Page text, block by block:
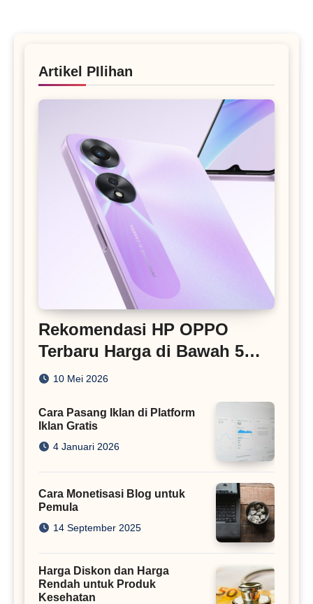
Artikel PIlihan
Rekomendasi HP OPPO
Terbaru Harga di Bawah 5
Juta
10 Mei 2026
Cara Pasang Iklan di Platform
Iklan Gratis
4 Januari 2026
Cara Monetisasi Blog untuk
Pemula
14 September 2025
Harga Diskon dan Harga
Rendah untuk Produk
Kesehatan